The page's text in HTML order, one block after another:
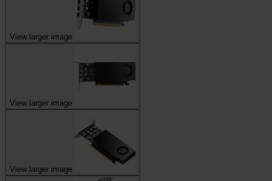
View larger image
View larger image
View larger image